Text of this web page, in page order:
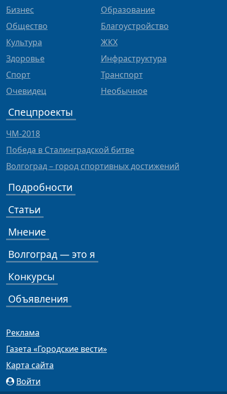
Бизнес
Общество
Культура
Здоровье
Спорт
Очевидец
Образование
Благоустройство
ЖКХ
Инфраструктура
Транспорт
Необычное
Спецпроекты
ЧМ-2018
Победа в Сталинградской битве
Волгоград – город спортивных достижений
Подробности
Статьи
Мнение
Волгоград — это я
Конкурсы
Объявления
Реклама
Газета «Городские вести»
Карта сайта
Войти